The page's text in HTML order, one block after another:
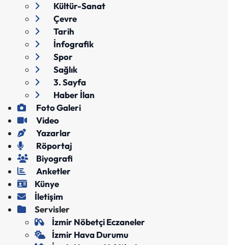
Kültür-Sanat
Çevre
Tarih
İnfografik
Spor
Sağlık
3. Sayfa
Haber İlan
Foto Galeri
Video
Yazarlar
Röportaj
Biyografi
Anketler
Künye
İletişim
Servisler
İzmir Nöbetçi Eczaneler
İzmir Hava Durumu